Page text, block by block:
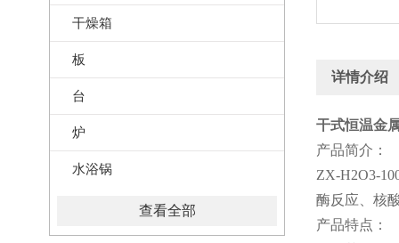
干燥箱
板
台
炉
水浴锅
查看全部
详情介绍
干式恒温金
产品简介：
ZX-H2O3-
酶反应、核
产品特点：